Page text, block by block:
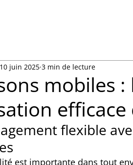
mobiles
efficace
10 juin 2025 3 min de lecture
flexible
est importante dans tout